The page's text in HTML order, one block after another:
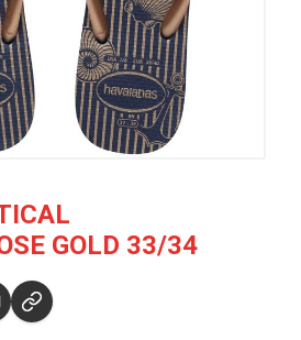
GOLD 33/34